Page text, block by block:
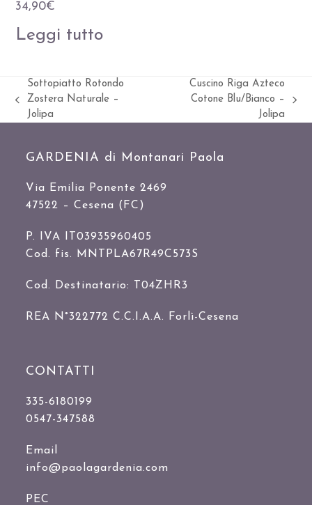
34,90€
Leggi tutto
Slide
precedente:
Sottopiatto Rotondo
Zostera Naturale –
Jolipa
articolo:
Cuscino Riga Azteco
Cotone Blu/Bianco –
Jolipa
GARDENIA di Montanari Paola
Via Emilia Ponente 2469
47522 – Cesena (FC)
P. IVA IT03935960405
Cod. fis. MNTPLA67R49C573S
Cod. Destinatario: T04ZHR3
REA N°322772 C.C.I.A.A. Forlì-Cesena
CONTATTI
335-6180199
0547-347588
Email
info@paolagardenia.com
PEC